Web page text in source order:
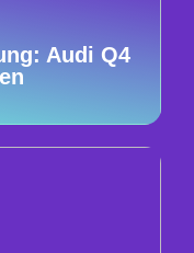
Audi Q4